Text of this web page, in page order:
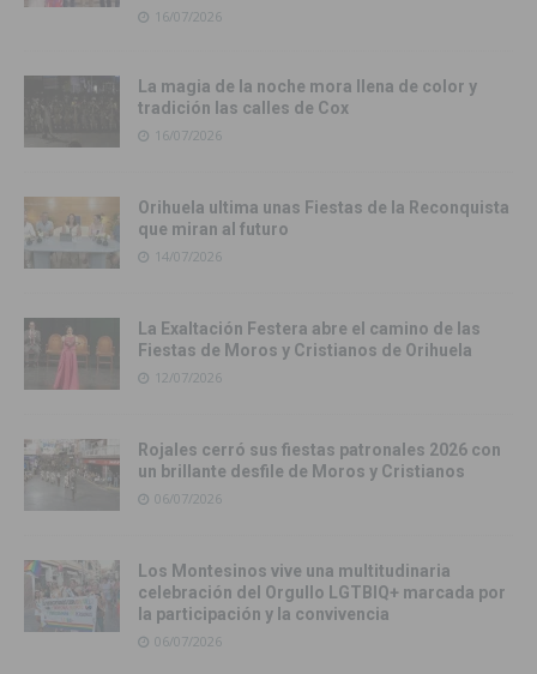
16/07/2026
La magia de la noche mora llena de color y
tradición las calles de Cox
16/07/2026
Orihuela ultima unas Fiestas de la Reconquista
que miran al futuro
14/07/2026
La Exaltación Festera abre el camino de las
Fiestas de Moros y Cristianos de Orihuela
12/07/2026
Rojales cerró sus fiestas patronales 2026 con
un brillante desfile de Moros y Cristianos
06/07/2026
Los Montesinos vive una multitudinaria
celebración del Orgullo LGTBIQ+ marcada por
la participación y la convivencia
06/07/2026